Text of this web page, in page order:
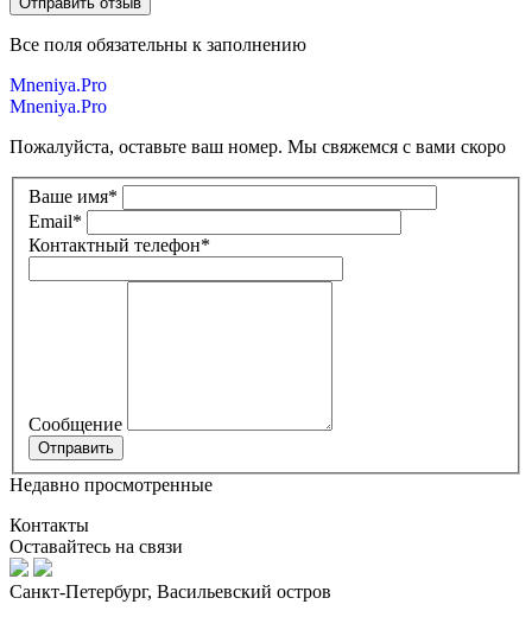
Все поля обязательны к заполнению
Mneniya.Pro
Mneniya.Pro
Пожалуйста, оставьте ваш номер. Мы свяжемся с вами скоро
Ваше имя*
Email*
Контактный телефон*
Сообщение
Недавно просмотренные
Контакты
Оставайтесь на связи
Санкт-Петербург, Васильевский остров